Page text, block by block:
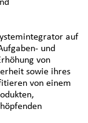
auf
und
von
sowie ihres
von einem